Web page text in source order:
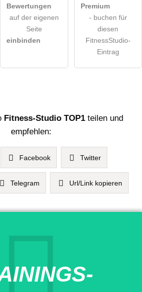
Bewertungen
auf der eigenen
Seite
einbinden
Premium
- buchen für
diesen
FitnessStudio-
Eintrag
Fitness-Studio TOP1teilen und
empfehlen:
Facebook Twitter
Telegram Url/Link kopieren